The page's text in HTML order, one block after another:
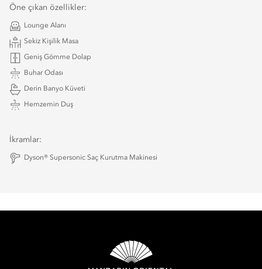
Öne çıkan özellikler:
Lounge Alanı
Sekiz Kişilik Masa
Geniş Gömme Dolap
Buhar Odası
Derin Banyo Küveti
Hemzemin Duş
İkramlar:
Dyson® Supersonic Saç Kurutma Makinesi